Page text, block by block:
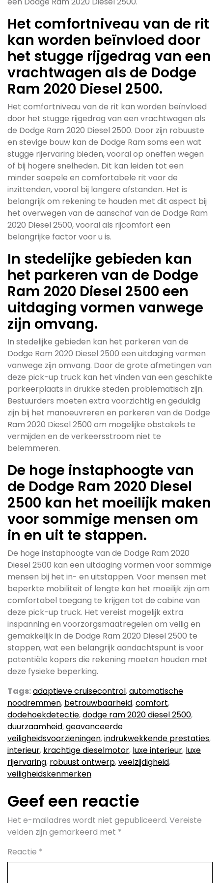
Het comfortniveau van de rit
kan worden beïnvloed door
het stugge rijgedrag van een
vrachtwagen als de Dodge
Ram 2020 Diesel 2500.
Het comfortniveau van de rit kan worden beïnvloed
door het stugge rijgedrag van een vrachtwagen als
de Dodge Ram 2020 Diesel 2500. Door zijn robuuste
en stevige bouw kan de Dodge Ram soms een wat
stugge rijervaring bieden, vooral op oneffen wegen
of bij hogere snelheden. Dit kan leiden tot een
minder soepele en comfortabele rit voor de
inzittenden, vooral bij langere afstanden. Het is
belangrijk om rekening te houden met dit aspect bij
het overwegen van de aanschaf van de Dodge Ram
2020 Diesel 2500, vooral als rijcomfort een
belangrijke factor voor u is.
In stedelijke gebieden kan
het parkeren van de Dodge
Ram 2020 Diesel 2500 een
uitdaging vormen vanwege
zijn omvang.
In stedelijke gebieden kan het parkeren van de
Dodge Ram 2020 Diesel 2500 een uitdaging vormen
vanwege zijn omvang. Door de grote afmetingen van
deze pick-up truck kan het vinden van een geschikte
parkeerplaats in drukke steden problematisch zijn.
Bestuurders moeten extra voorzichtig en geduldig
zijn bij het manoeuvreren en parkeren van de Dodge
Ram 2020 Diesel 2500 om mogelijke obstakels te
vermijden en de verkeersstroom niet te
belemmeren.
De hoge instaphoogte van
de Dodge Ram 2020 Diesel
2500 kan het moeilijk maken
voor sommige mensen om
in en uit te stappen.
De hoge instaphoogte van de Dodge Ram 2020
Diesel 2500 kan een uitdaging vormen voor sommige
mensen bij het in- en uitstappen. Voor mensen met
beperkte mobiliteit of lengte kan het moeilijk zijn om
comfortabel toegang te krijgen tot de cabine van
deze pick-up truck. Het vereist mogelijk extra
inspanning en voorzorgsmaatregelen om veilig en
gemakkelijk in de Dodge Ram 2020 Diesel 2500 te
stappen, wat een belangrijk aandachtspunt is voor
potentiële kopers die rekening moeten houden met
deze fysieke beperking.
Tags:adaptieve cruisecontrol,automatische
noodremmen, betrouwbaarheid,comfort,
dodehoekdetectie,dodge ram 2020 diesel 2500,
duurzaamheid,geavanceerde
veiligheidsvoorzieningen,indrukwekkende prestaties,
interieur, krachtige dieselmotor, luxe interieur, luxe
rijervaring, robuust ontwerp,veelzijdigheid,
veiligheidskenmerken
Geef een reactie
Het e-mailadres wordt niet gepubliceerd. Vereiste
velden zijn gemarkeerd met *
Reactie *